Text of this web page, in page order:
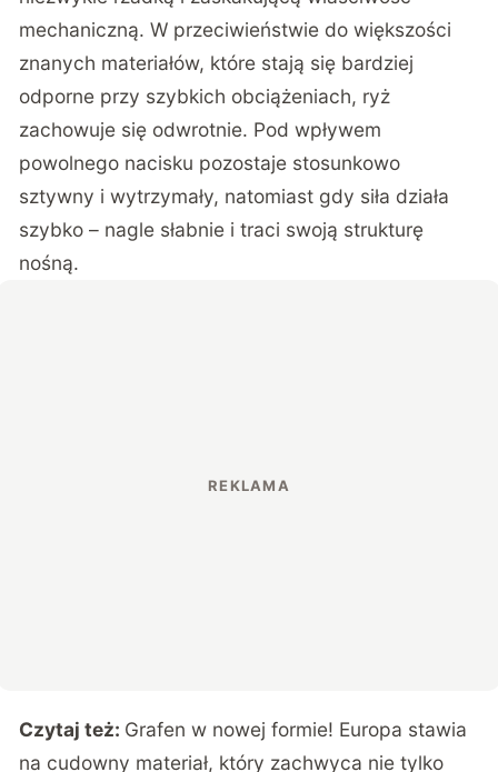
mechaniczną. W przeciwieństwie do większości
znanych materiałów, które stają się bardziej
odporne przy szybkich obciążeniach, ryż
zachowuje się odwrotnie. Pod wpływem
powolnego nacisku pozostaje stosunkowo
sztywny i wytrzymały, natomiast gdy siła działa
szybko – nagle słabnie i traci swoją strukturę
nośną.
Czytaj też: Grafen w nowej formie! Europa stawia
na cudowny materiał, który zachwyca nie tylko